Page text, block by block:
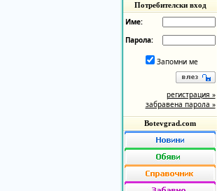
Потребителски вход
Име:
Парола:
Запомни ме
регистрация »
забравена парола »
Botevgrad.com